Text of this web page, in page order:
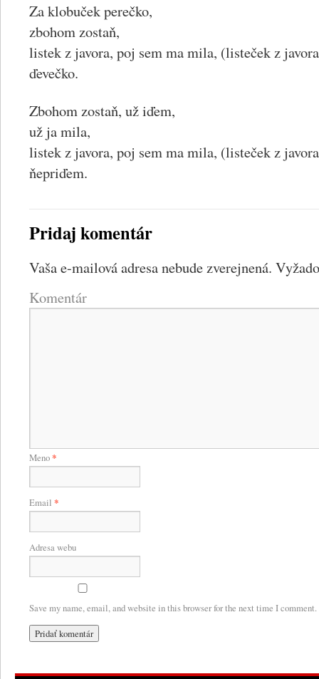
Za klobuček perečko,
zbohom zostaň,
listek z javora, poj sem ma mila, (listeček z
ďevečko.
Zbohom zostaň, už iďem,
už ja mila,
listek z javora, poj sem ma mila, (listeček z
ňepriďem.
Pridaj komentár
Vaša e-mailová adresa nebude zverejnená.
Komentár
Meno*
Email *
Adresa webu
Save my name, email, and website in this browser for the next time I comment.